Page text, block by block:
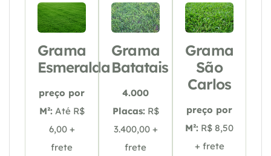
Grama
Esmeralda
preço por
M²: Até R$
6,00 +
frete
Grama
Batatais
4.000
Placas: R$
3.400,00 +
frete
Grama
São
Carlos
preço por
M²: R$ 8,50
+ frete